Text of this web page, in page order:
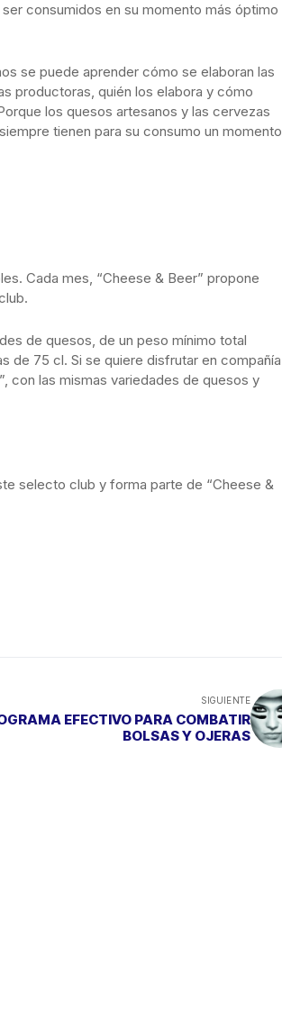
consumidos en su momento más óptimo
se puede aprender cómo se elaboran las
productoras, quién los elabora y cómo
los quesos artesanos y las cervezas
tienen para su consumo un momento
Cada mes, “Cheese & Beer” propone
de quesos, de un peso mínimo total
de 75 cl. Si se quiere disfrutar en compañía
con las mismas variedades de quesos y
selecto club y forma parte de “Cheese &
SIGUIENTE
EFECTIVO PARA COMBATIR
BOLSAS Y OJERAS